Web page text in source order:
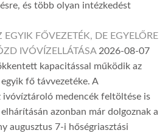
és több olyan intézkedést
FŐVEZETÉK, DE EGYELŐRE
IVÓVÍZELLÁTÁSA 2026-08-07
kapacitással működik az
fő távvezetéke. A
ivóvíztároló medencék feltöltése is
azonban már dolgoznak a
augusztus 7-i hőségriasztási